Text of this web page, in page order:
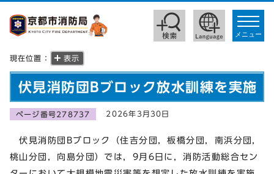
toggle
メニュー
現在位置： 表示
伏見消防団Bブロック放水訓練を実施
ページ番号278737 2026年3月30日
伏見消防団Bブロック（住吉分団，板橋分団，南浜分団，
桃山分団，向島分団）では，9月6日に，消防活動総合セン